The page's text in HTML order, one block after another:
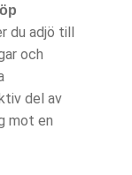
du adjö till
och
del av
mot en